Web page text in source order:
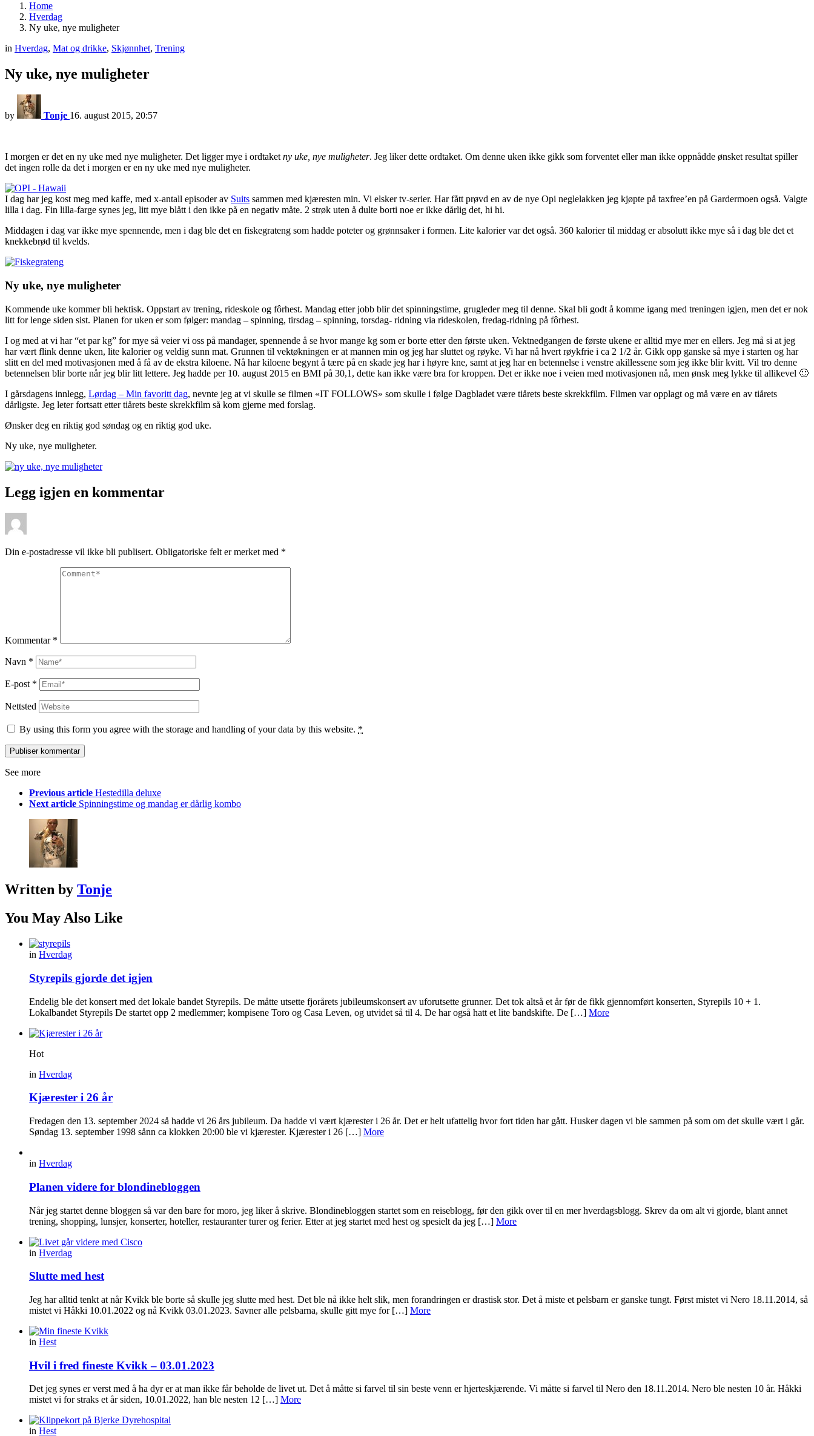
Home
Hverdag
Ny uke, nye muligheter
in Hverdag, Mat og drikke, Skjønnhet, Trening
Ny uke, nye muligheter
by Tonje 16. august 2015, 20:57
I morgen er det en ny uke med nye muligheter. Det ligger mye i ordtaket ny uke, nye muligheter. Jeg liker dette ordtaket. Om denne uken ikke gikk som forventet eller man ikke oppnådde ønsket resultat spiller
det ingen rolle da det i morgen er en ny uke med nye muligheter.
I dag har jeg kost meg med kaffe, med x-antall episoder av Suits sammen med kjæresten min. Vi elsker tv-serier. Har fått prøvd en av de nye Opi neglelakken jeg kjøpte på taxfree’en på Gardermoen også. Valgte
lilla i dag. Fin lilla-farge synes jeg, litt mye blått i den ikke på en negativ måte. 2 strøk uten å dulte borti noe er ikke dårlig det, hi hi.
Middagen i dag var ikke mye spennende, men i dag ble det en fiskegrateng som hadde poteter og grønnsaker i formen. Lite kalorier var det også. 360 kalorier til middag er absolutt ikke mye så i dag ble det et
knekkebrød til kvelds.
Ny uke, nye muligheter
Kommende uke kommer bli hektisk. Oppstart av trening, rideskole og fôrhest. Mandag etter jobb blir det spinningstime, grugleder meg til denne. Skal bli godt å komme igang med treningen igjen, men det er nok
litt for lenge siden sist. Planen for uken er som følger: mandag – spinning, tirsdag – spinning, torsdag- ridning via rideskolen, fredag-ridning på fôrhest.
I og med at vi har “et par kg” for mye så veier vi oss på mandager, spennende å se hvor mange kg som er borte etter den første uken. Vektnedgangen de første ukene er alltid mye mer en ellers. Jeg må si at jeg
har vært flink denne uken, lite kalorier og veldig sunn mat. Grunnen til vektøkningen er at mannen min og jeg har sluttet og røyke. Vi har nå hvert røykfrie i ca 2 1/2 år. Gikk opp ganske så mye i starten og har
slitt en del med motivasjonen med å få av de ekstra kiloene. Nå har kiloene begynt å tære på en skade jeg har i høyre kne, samt at jeg har en betennelse i venstre akillessene som jeg ikke blir kvitt. Vil tro denne
betennelsen blir borte når jeg blir litt lettere. Jeg hadde per 10. august 2015 en BMI på 30,1, dette kan ikke være bra for kroppen. Det er ikke noe i veien med motivasjonen nå, men ønsk meg lykke til allikevel 🙂
I gårsdagens innlegg, Lørdag – Min favoritt dag, nevnte jeg at vi skulle se filmen «IT FOLLOWS» som skulle i følge Dagbladet være tiårets beste skrekkfilm. Filmen var opplagt og må være en av tiårets
dårligste. Jeg leter fortsatt etter tiårets beste skrekkfilm så kom gjerne med forslag.
Ønsker deg en riktig god søndag og en riktig god uke.
Ny uke, nye muligheter.
Legg igjen en kommentar
Din e-postadresse vil ikke bli publisert. Obligatoriske felt er merket med *
Kommentar *
Navn *
E-post *
Nettsted
By using this form you agree with the storage and handling of your data by this website. *
See more
Previous article Hestedilla deluxe
Next article Spinningstime og mandag er dårlig kombo
Written by Tonje
You May Also Like
in Hverdag
Styrepils gjorde det igjen
Endelig ble det konsert med det lokale bandet Styrepils. De måtte utsette fjorårets jubileumskonsert av uforutsette grunner. Det tok altså et år før de fikk gjennomført konserten, Styrepils 10 + 1.
Lokalbandet Styrepils De startet opp 2 medlemmer; kompisene Toro og Casa Leven, og utvidet så til 4. De har også hatt et lite bandskifte. De […] More
Hot
in Hverdag
Kjærester i 26 år
Fredagen den 13. september 2024 så hadde vi 26 års jubileum. Da hadde vi vært kjærester i 26 år. Det er helt ufattelig hvor fort tiden har gått. Husker dagen vi ble sammen på som om det skulle vært i går.
Søndag 13. september 1998 sånn ca klokken 20:00 ble vi kjærester. Kjærester i 26 […] More
in Hverdag
Planen videre for blondinebloggen
Når jeg startet denne bloggen så var den bare for moro, jeg liker å skrive. Blondinebloggen startet som en reiseblogg, før den gikk over til en mer hverdagsblogg. Skrev da om alt vi gjorde, blant annet
trening, shopping, lunsjer, konserter, hoteller, restauranter turer og ferier. Etter at jeg startet med hest og spesielt da jeg […] More
in Hverdag
Slutte med hest
Jeg har alltid tenkt at når Kvikk ble borte så skulle jeg slutte med hest. Det ble nå ikke helt slik, men forandringen er drastisk stor. Det å miste et pelsbarn er ganske tungt. Først mistet vi Nero 18.11.2014, så
mistet vi Håkki 10.01.2022 og nå Kvikk 03.01.2023. Savner alle pelsbarna, skulle gitt mye for […] More
in Hest
Hvil i fred fineste Kvikk – 03.01.2023
Det jeg synes er verst med å ha dyr er at man ikke får beholde de livet ut. Det å måtte si farvel til sin beste venn er hjerteskjærende. Vi måtte si farvel til Nero den 18.11.2014. Nero ble nesten 10 år. Håkki
mistet vi for straks et år siden, 10.01.2022, han ble nesten 12 […] More
in Hest